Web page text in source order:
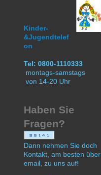
Kinder-
&Jugendtelef
on
Tel: 0800-1110333
montags-samstags
von 14-20 Uhr
Haben Sie
Fragen?
Dann nehmen Sie doch
Kontakt, am besten über
email, zu uns auf!